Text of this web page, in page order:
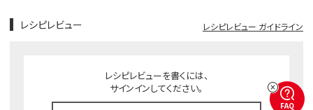
レシピレビュー レシピレビュー ガイドライン
レシピレビューを書くには、
サインインしてください。
FAQ